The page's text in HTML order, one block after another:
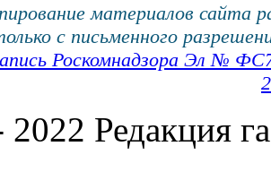
материалов сайта
с письменного
Роскомнадзора Эл №
Редакция